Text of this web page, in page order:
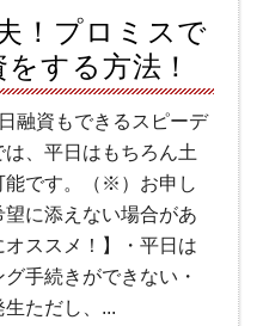
！プロミスで
する方法！
融資もできるスピーデ
、平日はもちろん土
能です。（※）お申し
に添えない場合があ
ススメ！】・平日は
手続きができない・
ただし、...